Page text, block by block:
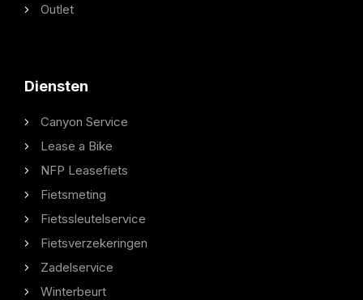
Outlet
Diensten
Canyon Service
Lease a Bike
NFP Leasefiets
Fietsmeting
Fietssleutelservice
Fietsverzekeringen
Zadelservice
Winterbeurt